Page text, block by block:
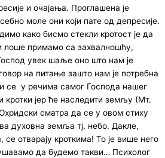
и очајања. Проглашена је
моле они који пате од депресије.
како бисмо стекли кротост је да
лоше примамо са захвалношћу,
увек шаље оно што нам је
на питање зашто нам је потребна
се у речима самог Господа нашег
јер ће наследити земљу (Мт.
сматра да се у овом стиху
духовна земља тј. небо. Дакле,
отварају кроткима! То је више него
да будемо такви… Психолог